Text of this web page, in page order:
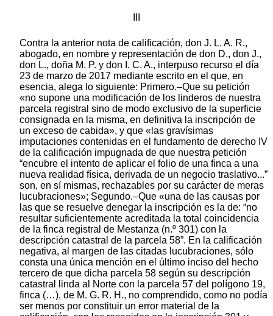
Contra la anterior nota de calificación, don J. L. A. R.,
abogado, en nombre y representación de don D., don J.,
don L., doña M. P. y don I. C. A., interpuso recurso el día
23 de marzo de 2017 mediante escrito en el que, en
esencia, alega lo siguiente: Primero.–Que su petición
«no supone una modificación de los linderos de nuestra
parcela registral sino de modo exclusivo de la superficie
consignada en la misma, en definitiva la inscripción de
un exceso de cabida», y que «las gravísimas
imputaciones contenidas en el fundamento de derecho IV
de la calificación impugnada de que nuestra petición
“encubre el intento de aplicar el folio de una finca a una
nueva realidad física, derivada de un negocio traslativo...”
son, en sí mismas, rechazables por su carácter de meras
lucubraciones»; Segundo.–Que «una de las causas por
las que se resuelve denegar la inscripción es la de: “no
resultar suficientemente acreditada la total coincidencia
de la finca registral de Mestanza (n.º 301) con la
descripción catastral de la parcela 58”. En la calificación
negativa, al margen de las citadas lucubraciones, sólo
consta una única mención en el último inciso del hecho
tercero de que dicha parcela 58 según su descripción
catastral linda al Norte con la parcela 57 del polígono 19,
finca (…), de M. G. R. H., no comprendido, como no podía
ser menos por constituir un error material de la